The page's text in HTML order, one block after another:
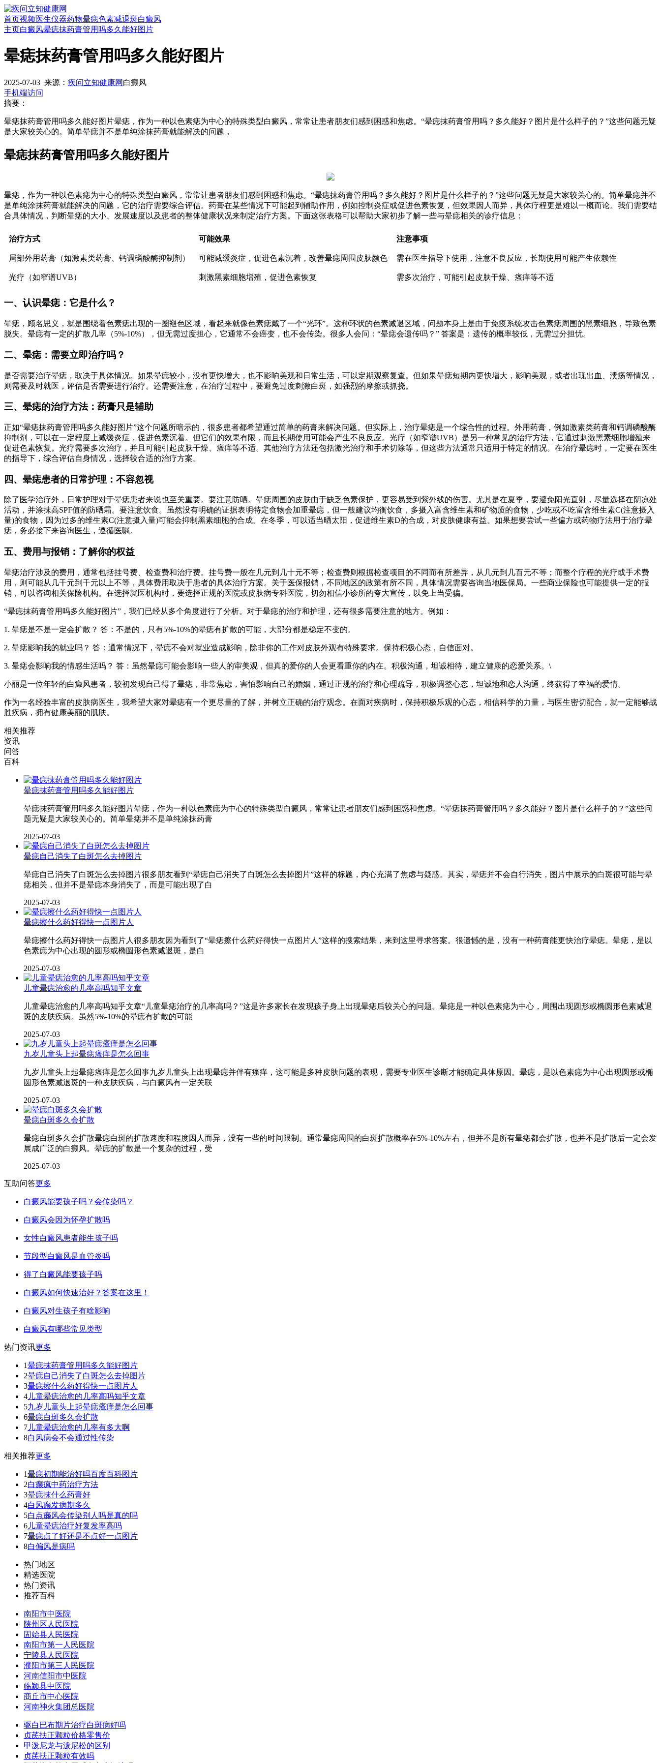
首页视频医生仪器药物晕痣色素减退斑白癜风
主页白癜风晕痣抹药膏管用吗多久能好图片
晕痣抹药膏管用吗多久能好图片
2025-07-03 来源： 疾问立知健康网 白癜风
手机端访问
摘要：
晕痣抹药膏管用吗多久能好图片晕痣，作为一种以色素痣为中心的特殊类型白癜风，常常让患者朋友们感到困惑和焦虑。“晕痣抹药膏管用吗？多久能好？图片是什么样子的？”这些问题无疑
是大家较关心的。简单晕痣并不是单纯涂抹药膏就能解决的问题，
晕痣抹药膏管用吗多久能好图片
晕痣，作为一种以色素痣为中心的特殊类型白癜风，常常让患者朋友们感到困惑和焦虑。“晕痣抹药膏管用吗？多久能好？图片是什么样子的？”这些问题无疑是大家较关心的。简单晕痣并不
是单纯涂抹药膏就能解决的问题，它的治疗需要综合评估。药膏在某些情况下可能起到辅助作用，例如控制炎症或促进色素恢复，但效果因人而异，具体疗程更是难以一概而论。我们需要结
合具体情况，判断晕痣的大小、发展速度以及患者的整体健康状况来制定治疗方案。下面这张表格可以帮助大家初步了解一些与晕痣相关的诊疗信息：
治疗方式 可能效果 注意事项
局部外用药膏（如激素类药膏、钙调磷酸酶抑制剂） 可能减缓炎症，促进色素沉着，改善晕痣周围皮肤颜色 需在医生指导下使用，注意不良反应，长期使用可能产生依赖性
光疗（如窄谱UVB） 刺激黑素细胞增殖，促进色素恢复 需多次治疗，可能引起皮肤干燥、瘙痒等不适
一、认识晕痣：它是什么？
晕痣，顾名思义，就是围绕着色素痣出现的一圈褪色区域，看起来就像色素痣戴了一个“光环”。这种环状的色素减退区域，问题本身上是由于免疫系统攻击色素痣周围的黑素细胞，导致色素
脱失。晕痣有一定的扩散几率（5%-10%），但无需过度担心，它通常不会癌变，也不会传染。很多人会问：“晕痣会遗传吗？” 答案是：遗传的概率较低，无需过分担忧。
二、晕痣：需要立即治疗吗？
是否需要治疗晕痣，取决于具体情况。如果晕痣较小，没有更快增大，也不影响美观和日常生活，可以定期观察复查。但如果晕痣短期内更快增大，影响美观，或者出现出血、溃疡等情况，
则需要及时就医，评估是否需要进行治疗。还需要注意，在治疗过程中，要避免过度刺激白斑，如强烈的摩擦或抓挠。
三、晕痣的治疗方法：药膏只是辅助
正如“晕痣抹药膏管用吗多久能好图片”这个问题所暗示的，很多患者都希望通过简单的药膏来解决问题。但实际上，治疗晕痣是一个综合性的过程。外用药膏，例如激素类药膏和钙调磷酸酶
抑制剂，可以在一定程度上减缓炎症，促进色素沉着。但它们的效果有限，而且长期使用可能会产生不良反应。光疗（如窄谱UVB）是另一种常见的治疗方法，它通过刺激黑素细胞增殖来
促进色素恢复。光疗需要多次治疗，并且可能引起皮肤干燥、瘙痒等不适。其他治疗方法还包括激光治疗和手术切除等，但这些方法通常只适用于特定的情况。在治疗晕痣时，一定要在医生
的指导下，综合评估自身情况，选择较合适的治疗方案。
四、晕痣患者的日常护理：不容忽视
除了医学治疗外，日常护理对于晕痣患者来说也至关重要。要注意防晒。晕痣周围的皮肤由于缺乏色素保护，更容易受到紫外线的伤害。尤其是在夏季，要避免阳光直射，尽量选择在阴凉处
活动，并涂抹高SPF值的防晒霜。要注意饮食。虽然没有明确的证据表明特定食物会加重晕痣，但一般建议均衡饮食，多摄入富含维生素和矿物质的食物，少吃或不吃富含维生素C(注意摄入
量)的食物，因为过多的维生素C(注意摄入量)可能会抑制黑素细胞的合成。在冬季，可以适当晒太阳，促进维生素D的合成，对皮肤健康有益。如果想要尝试一些偏方或药物疗法用于治疗晕
痣，务必接下来咨询医生，遵循医嘱。
五、费用与报销：了解你的权益
晕痣治疗涉及的费用，通常包括挂号费、检查费和治疗费。挂号费一般在几元到几十元不等；检查费则根据检查项目的不同而有所差异，从几元到几百元不等；而整个疗程的光疗或手术费
用，则可能从几千元到千元以上不等，具体费用取决于患者的具体治疗方案。关于医保报销，不同地区的政策有所不同，具体情况需要咨询当地医保局。一些商业保险也可能提供一定的报
销，可以咨询相关保险机构。在选择就医机构时，要选择正规的医院或皮肤病专科医院，切勿相信小诊所的夸大宣传，以免上当受骗。
“晕痣抹药膏管用吗多久能好图片”，我们已经从多个角度进行了分析。对于晕痣的治疗和护理，还有很多需要注意的地方。例如：
1. 晕痣是不是一定会扩散？ 答：不是的，只有5%-10%的晕痣有扩散的可能，大部分都是稳定不变的。
2. 晕痣影响我的就业吗？ 答：通常情况下，晕痣不会对就业造成影响，除非你的工作对皮肤外观有特殊要求。保持积极心态，自信面对。
3. 晕痣会影响我的情感生活吗？ 答：虽然晕痣可能会影响一些人的审美观，但真的爱你的人会更看重你的内在。积极沟通，坦诚相待，建立健康的恋爱关系。\
小丽是一位年轻的白癜风患者，较初发现自己得了晕痣，非常焦虑，害怕影响自己的婚姻，通过正规的治疗和心理疏导，积极调整心态，坦诚地和恋人沟通，终获得了幸福的爱情。
作为一名经验丰富的皮肤病医生，我希望大家对晕痣有一个更尽量的了解，并树立正确的治疗观念。在面对疾病时，保持积极乐观的心态，相信科学的力量，与医生密切配合，就一定能够战
胜疾病，拥有健康美丽的肌肤。
相关推荐
资讯
问答
百科
晕痣抹药膏管用吗多久能好图片
晕痣抹药膏管用吗多久能好图片晕痣，作为一种以色素痣为中心的特殊类型白癜风，常常让患者朋友们感到困惑和焦虑。“晕痣抹药膏管用吗？多久能好？图片是什么样子的？”这些问
题无疑是大家较关心的。简单晕痣并不是单纯涂抹药膏
2025-07-03
晕痣自己消失了白斑怎么去掉图片
晕痣自己消失了白斑怎么去掉图片很多朋友看到“晕痣自己消失了白斑怎么去掉图片”这样的标题，内心充满了焦虑与疑惑。其实，晕痣并不会自行消失，图片中展示的白斑很可能与晕
痣相关，但并不是晕痣本身消失了，而是可能出现了白
2025-07-03
晕痣擦什么药好得快一点图片人
晕痣擦什么药好得快一点图片人很多朋友因为看到了“晕痣擦什么药好得快一点图片人”这样的搜索结果，来到这里寻求答案。很遗憾的是，没有一种药膏能更快治疗晕痣。晕痣，是以
色素痣为中心出现的圆形或椭圆形色素减退斑，是白
2025-07-03
儿童晕痣治愈的几率高吗知乎文章
儿童晕痣治愈的几率高吗知乎文章“儿童晕痣治疗的几率高吗？”这是许多家长在发现孩子身上出现晕痣后较关心的问题。晕痣是一种以色素痣为中心，周围出现圆形或椭圆形色素减退
斑的皮肤疾病。虽然5%-10%的晕痣有扩散的可能
2025-07-03
九岁儿童头上起晕痣瘙痒是怎么回事
九岁儿童头上起晕痣瘙痒是怎么回事九岁儿童头上出现晕痣并伴有瘙痒，这可能是多种皮肤问题的表现，需要专业医生诊断才能确定具体原因。晕痣，是以色素痣为中心出现圆形或椭
圆形色素减退斑的一种皮肤疾病，与白癜风有一定关联
2025-07-03
晕痣白斑多久会扩散
晕痣白斑多久会扩散晕痣白斑的扩散速度和程度因人而异，没有一些的时间限制。通常晕痣周围的白斑扩散概率在5%-10%左右，但并不是所有晕痣都会扩散，也并不是扩散后一定会发
展成广泛的白癜风。晕痣的扩散是一个复杂的过程，受
2025-07-03
互助问答更多
白癜风能要孩子吗？会传染吗？
白癜风会因为怀孕扩散吗
女性白癜风患者能生孩子吗
节段型白癜风是血管炎吗
得了白癜风能要孩子吗
白癜风如何快速治好？答案在这里！
白癜风对生孩子有啥影响
白癜风有哪些常见类型
热门资讯更多
1晕痣抹药膏管用吗多久能好图片
2晕痣自己消失了白斑怎么去掉图片
3晕痣擦什么药好得快一点图片人
4 儿童晕痣治愈的几率高吗知乎文章
5九岁儿童头上起晕痣瘙痒是怎么回事
6晕痣白斑多久会扩散
7 儿童晕痣治愈的几率有多大啊
8白风病会不会通过性传染
相关推荐更多
1晕痣初期能治好吗百度百科图片
2白癫疯中药治疗方法
3晕痣抹什么药膏好
4白风癫发病期多久
5白点癞风会传染别人吗是真的吗
6 儿童晕痣治疗好复发率高吗
7晕痣点了好还是不点好一点图片
8白偏风是病吗
热门地区
精选医院
热门资讯
推荐百科
南阳市中医院
陕州区人民医院
固始县人民医院
南阳市第一人民医院
宁陵县人民医院
濮阳市第三人民医院
河南信阳市中医院
临颍县中医院
商丘市中心医院
河南神火集团总医院
驱白巴布期片治疗白斑病好吗
贞芪扶正颗粒价格零售价
甲泼尼龙与泼尼松的区别
贞芪扶正颗粒有效吗